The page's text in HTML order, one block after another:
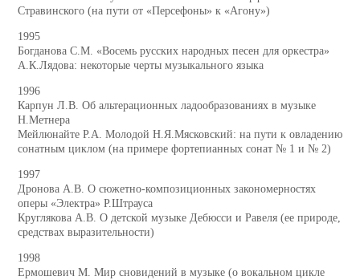
Стравинского (на пути от «Персефоны» к «Агону»)
1995
Богданова С.М. «Восемь русских народных песен для оркестра»
А.К.Лядова: некоторые черты музыкального языка
1996
Карпун Л.В. Об альтерационных ладообразованиях в музыке
Н.Метнера
Мейлюнайте Р.А. Молодой Н.Я.Мясковский: на пути к овладению
сонатным циклом (на примере фортепианных сонат № 1 и № 2)
1997
Дронова А.В. О сюжетно-композиционных закономерностях
оперы «Электра» Р.Штрауса
Круглякова А.В. О детской музыке Дебюсси и Равеля (ее природе,
средствах выразительности)
1998
Ермошевич М. Мир сновидений в музыке (о вокальном цикле